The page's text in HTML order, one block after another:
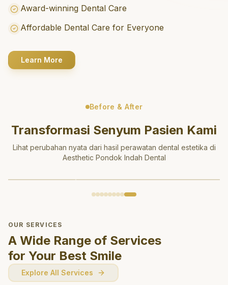
Award-winning Dental Care
Affordable Dental Care for Everyone
Learn More
Before & After
Transformasi Senyum Pasien Kami
Lihat perubahan nyata dari hasil perawatan dental estetika di
Aesthetic Pondok Indah Dental
OUR SERVICES
A Wide Range of Services
for Your Best Smile
Explore All Services